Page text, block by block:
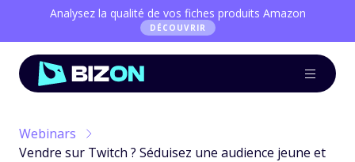
Analysez la qualité de vos fiches produits Amazon
DÉCOUVRIR
Webinars
Vendre sur Twitch ? Séduisez une audience jeune et